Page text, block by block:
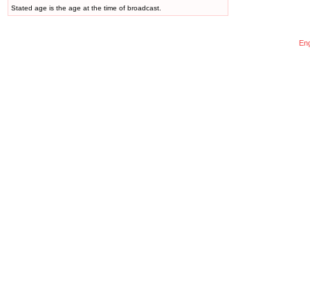
Stated age is the age at the time of broadcast.